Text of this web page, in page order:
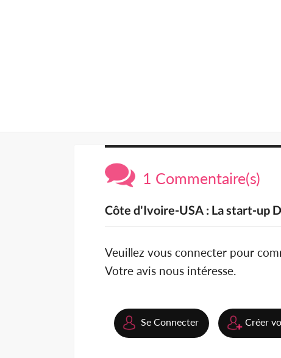
1 Commentaire(s)
Côte d'Ivoire-USA : La start-up
Veuillez vous connecter pour
Votre avis nous intéresse.
Se Connecter Créer